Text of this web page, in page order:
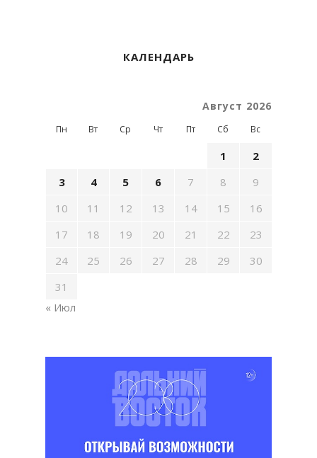
КАЛЕНДАРЬ
Август 2026
Пн Вт Ср Чт Пт Сб Вс
1
2
3
4 5 6 7 8
9
10
11 12 13 14 15
16
17
18 19 20 21 22
23
24
25 26 27 28 29
30
31
« Июл